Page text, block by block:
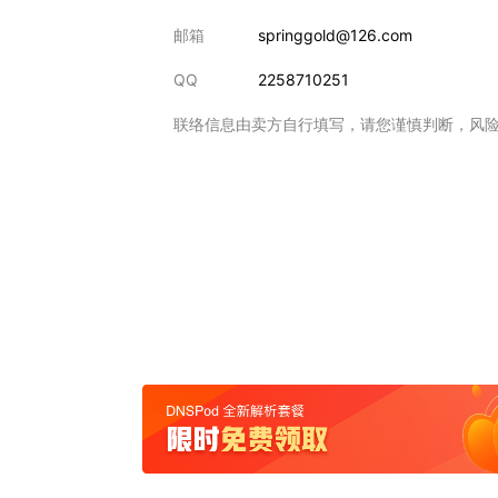
邮箱 springgold@126.com
QQ 2258710251
联络信息由卖方自行填写，请您谨慎判断，风